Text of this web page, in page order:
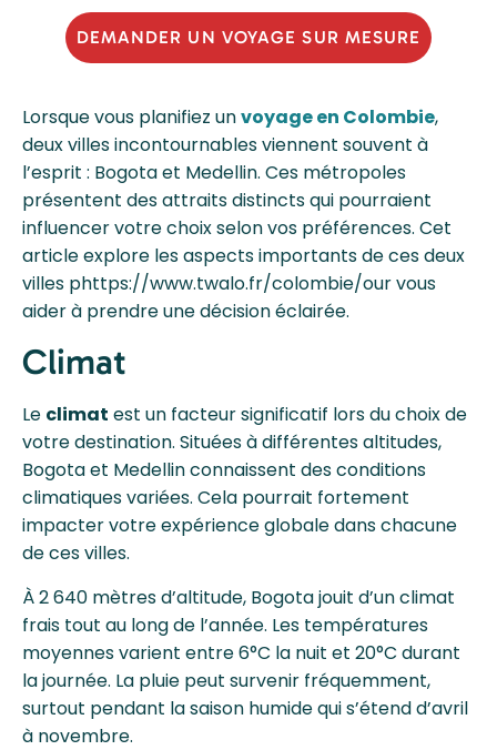
Lorsque vous planifiez unvoyage en Colombie,
deux villes incontournables viennent souvent à
l’esprit : Bogota et Medellin. Ces métropoles
présentent des attraits distincts qui pourraient
influencer votre choix selon vos préférences. Cet
article explore les aspects importants de ces deux
villes phttps://www.twalo.fr/colombie/our vous
aider à prendre une décision éclairée.
Climat
Le climat est un facteur significatif lors du choix de
votre destination. Situées à différentes altitudes,
Bogota et Medellin connaissent des conditions
climatiques variées. Cela pourrait fortement
impacter votre expérience globale dans chacune
de ces villes.
À 2 640 mètres d’altitude, Bogota jouit d’un climat
frais tout au long de l’année. Les températures
moyennes varient entre 6°C la nuit et 20°C durant
la journée. La pluie peut survenir fréquemment,
surtout pendant la saison humide qui s’étend d’avril
à novembre.
DEMANDER UN VOYAGE SUR MESURE